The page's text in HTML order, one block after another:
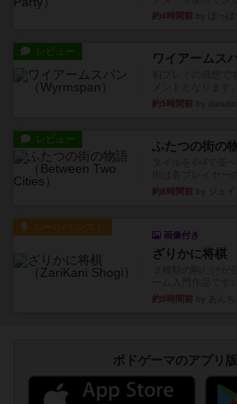
約4時間前
レビュー ワイアームス
約5時間前
レビュー ふたつの街の
約8時間前
ルール/インスト
画像付き
ざりかに将棋
約9時間前
ボドゲーマのアプリ